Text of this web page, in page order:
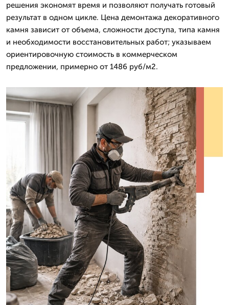
решения экономят время и позволяют получать готовый
результат в одном цикле. Цена демонтажа декоративного
камня зависит от объема, сложности доступа, типа камня
и необходимости восстановительных работ; указываем
ориентировочную стоимость в коммерческом
предложении, примерно от 1486 руб/м2.